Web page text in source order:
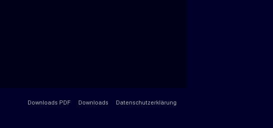
Downloads PDF Downloads Datenschutzerklärung